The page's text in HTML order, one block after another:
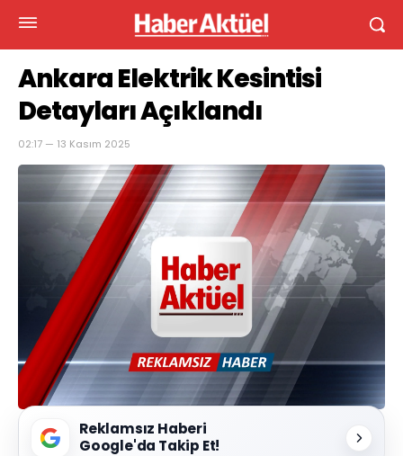
Ankara Elektrik Kesintisi
Detayları Açıklandı
02:17 — 13 Kasım 2025
Reklamsız Haberi
Google'da Takip Et!